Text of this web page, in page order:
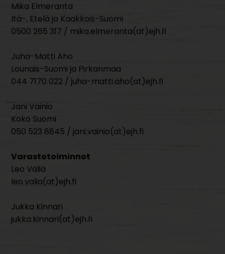
Mika Elmeranta
Itä-, Etelä ja Kaakkois-Suomi
0500 265 317 / mika.elmeranta(at)ejh.fi
Juha-Matti Aho
Lounais-Suomi ja Pirkanmaa
044 7170 022 / juha-matti.aho(at)ejh.fi
Jani Vainio
Koko Suomi
050 523 8845 / jani.vainio(at)ejh.fi
Varastotoiminnot
Leo Väliä
leo.valia(at)ejh.fi
Jukka Kinnari
jukka.kinnari(at)ejh.fi